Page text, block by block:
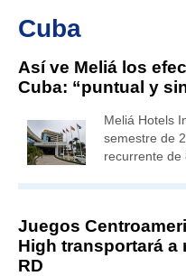
Cuba
Así ve Meliá los
Cuba: “puntual y
Meliá Hotels
semestre de
recurrente de
Juegos
High transportará a
RD